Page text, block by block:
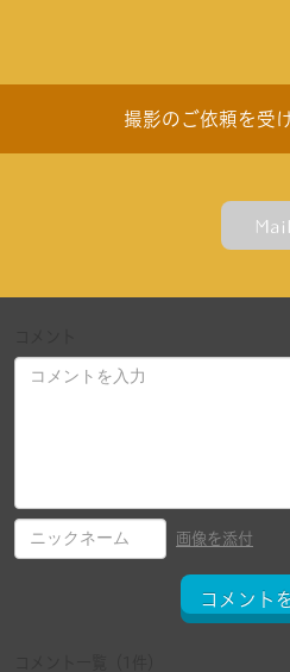
撮影のご依頼を受
Mail
画像を添付
コメント